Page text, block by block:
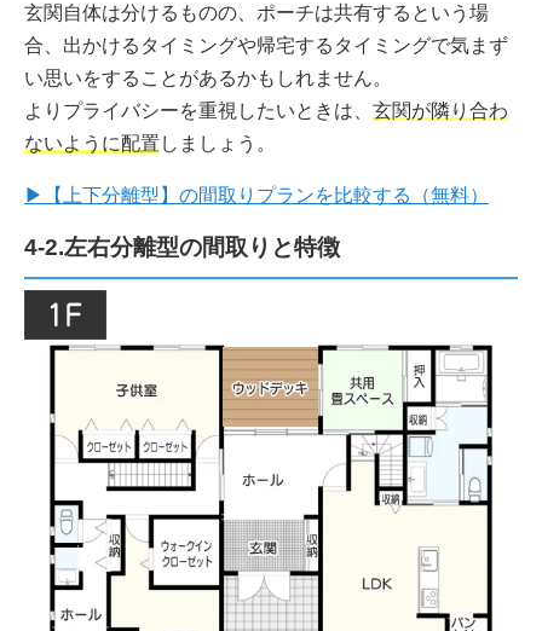
玄関自体は分けるものの、ポーチは共有するという場
合、出かけるタイミングや帰宅するタイミングで気まず
い思いをすることがあるかもしれません。
よりプライバシーを重視したいときは、 玄関が隣り合わ
ないように配置 しましょう。
▶【上下分離型】の間取りプランを比較する（無料）
4-2.左右分離型の間取りと特徴